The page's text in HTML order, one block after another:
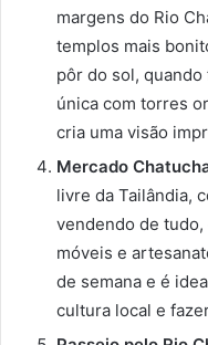
margens do Rio
templos mais
pôr do sol,
única com torres
cria uma visão
Mercado
livre da Tailândia,
vendendo de
móveis e
de semana e é
cultura local e